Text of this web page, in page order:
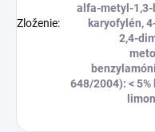
Zloženie:
alfa-metyl-
karyofylén,
2,4-
648/2004): <